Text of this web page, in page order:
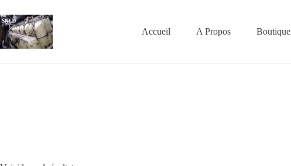
au
contenu
Accueil A Propos Boutique